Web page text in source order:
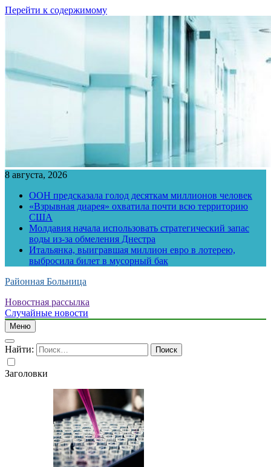
Перейти к содержимому
8 августа, 2026
ООН предсказала голод десяткам миллионов человек
«Взрывная диарея» охватила почти всю территорию
США
Молдавия начала использовать стратегический запас
воды из-за обмеления Днестра
Итальянка, выигравшая миллион евро в лотерею,
выбросила билет в мусорный бак
Районная Больница
Новостная рассылка
Случайные новости
Меню
Найти:
Заголовки